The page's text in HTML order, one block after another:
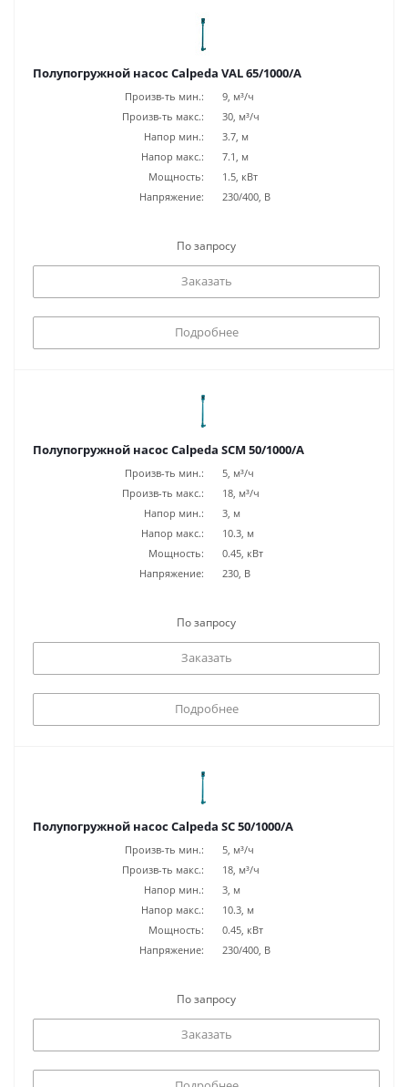
Полупогружной насос Calpeda VAL 65/1000/A
Произв-ть мин.:
9, м³/ч
Произв-ть макс.:
30, м³/ч
Напор мин.:
3.7, м
Напор макс.:
7.1, м
Мощность:
1.5, кВт
Напряжение:
230/400, В
По запросу
Заказать
Подробнее
Полупогружной насос Calpeda SCM 50/1000/A
Произв-ть мин.:
5, м³/ч
Произв-ть макс.:
18, м³/ч
Напор мин.:
3, м
Напор макс.:
10.3, м
Мощность:
0.45, кВт
Напряжение:
230, В
По запросу
Заказать
Подробнее
Полупогружной насос Calpeda SC 50/1000/A
Произв-ть мин.:
5, м³/ч
Произв-ть макс.:
18, м³/ч
Напор мин.:
3, м
Напор макс.:
10.3, м
Мощность:
0.45, кВт
Напряжение:
230/400, В
По запросу
Заказать